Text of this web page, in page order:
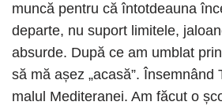
muncă pentru că întotdeauna
departe, nu suport limitele,
absurde. După ce am umblat
să mă așez „acasă”. Însemnând
malul Mediteranei. Am făcut o